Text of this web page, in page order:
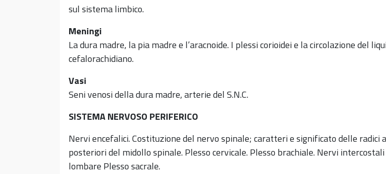
sul sistema limbico.
Meningi
La dura madre, la pia madre e l’aracnoide. I plessi corioidei e la circolazione del
cefalorachidiano.
Vasi
Seni venosi della dura madre, arterie del S.N.C.
SISTEMA NERVOSO PERIFERICO
Nervi encefalici. Costituzione del nervo spinale; caratteri e significato delle radici
po­steriori del midollo spinale. Plesso cervicale. Plesso brachiale. Nervi
lombare Plesso sacrale.